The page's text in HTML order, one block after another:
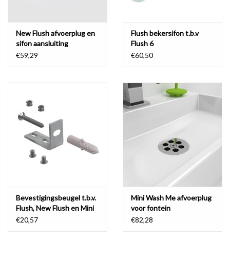
New Flush afvoerplug en
sifon aansluiting
€59,29
Flush bekersifon t.b.v
Flush 6
€60,50
Bevestigingsbeugel t.b.v.
Flush, New Flush en Mini
Wash Me fonteinen
€20,57
Mini Wash Me afvoerplug
voor fontein
€82,28